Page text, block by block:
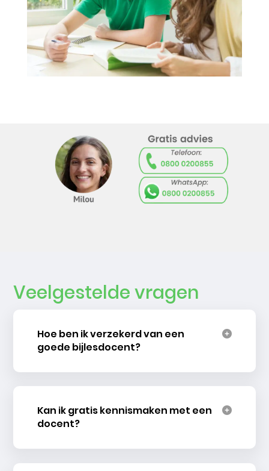
Veelgestelde vragen
Hoe ben ik verzekerd van een
goede bijlesdocent?
Kan ik gratis kennismaken met een
docent?